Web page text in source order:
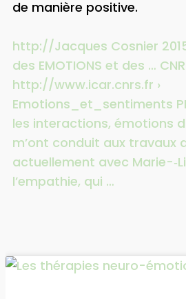
de manière positive.
http://Jacques Cosnier 2015
des EMOTIONS et des …
http://www.icar.cnrs.fr ›
Emotions_et_sentiments
les interactions, émotions
m’ont conduit aux travaux
actuellement avec Marie-
l’empathie, qui …